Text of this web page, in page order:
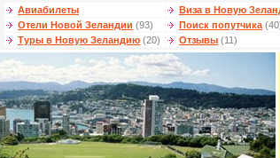
Авиабилеты Виза в Новую
Отели Новой Зеландии (93) Поиск попутчика
Туры в Новую Зеландию (20) Отзывы (11)